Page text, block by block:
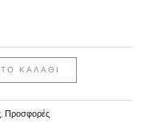
ΚΑΛΆΘΙ
, Προσφορές